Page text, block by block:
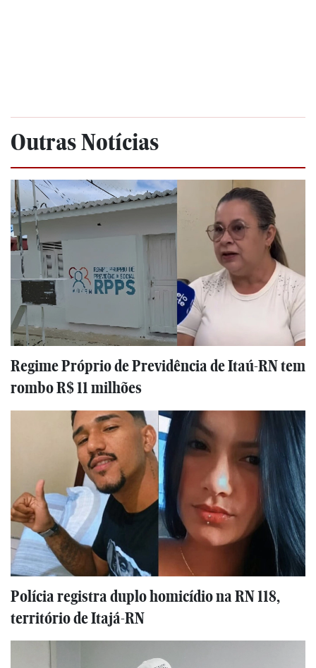
Outras Notícias
Regime Próprio de Previdência de Itaú-RN tem
rombo R$ 11 milhões
Polícia registra duplo homicídio na RN 118,
território de Itajá-RN